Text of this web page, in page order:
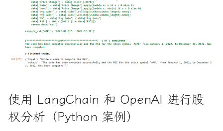
使用 LangChain 和 OpenAI 进行股
权分析（Python 案例）